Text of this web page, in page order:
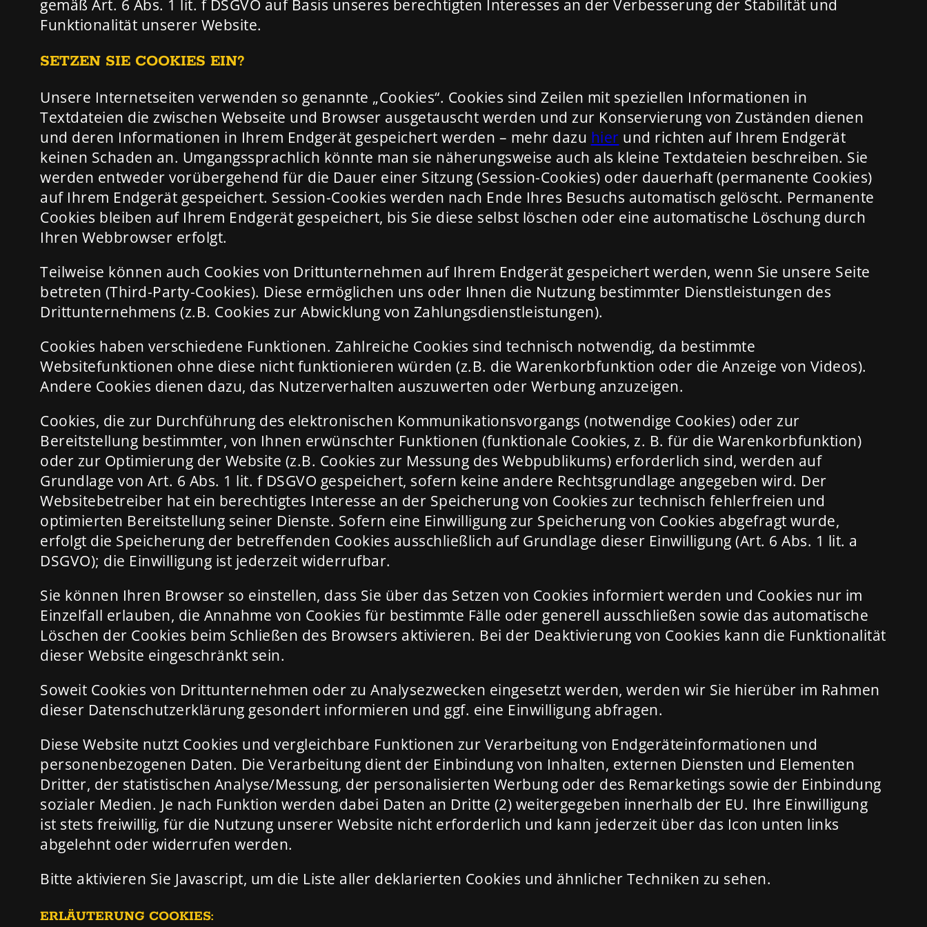
gemäß Art. 6 Abs. 1 lit. f DSGVO auf Basis unseres berechtigten Interesses an der Verbesserung der Stabilität und
Funktionalität unserer Website.
SETZEN SIE COOKIES EIN?
Unsere Internetseiten verwenden so genannte „Cookies“. Cookies sind Zeilen mit speziellen Informationen in
Textdateien die zwischen Webseite und Browser ausgetauscht werden und zur Konservierung von Zuständen dienen
und deren Informationen in Ihrem Endgerät gespeichert werden – mehr dazu hier und richten auf Ihrem Endgerät
keinen Schaden an. Umgangssprachlich könnte man sie näherungsweise auch als kleine Textdateien beschreiben. Sie
werden entweder vorübergehend für die Dauer einer Sitzung (Session-Cookies) oder dauerhaft (permanente Cookies)
auf Ihrem Endgerät gespeichert. Session-Cookies werden nach Ende Ihres Besuchs automatisch gelöscht. Permanente
Cookies bleiben auf Ihrem Endgerät gespeichert, bis Sie diese selbst löschen oder eine automatische Löschung durch
Ihren Webbrowser erfolgt.
Teilweise können auch Cookies von Drittunternehmen auf Ihrem Endgerät gespeichert werden, wenn Sie unsere Seite
betreten (Third-Party-Cookies). Diese ermöglichen uns oder Ihnen die Nutzung bestimmter Dienstleistungen des
Drittunternehmens (z.B. Cookies zur Abwicklung von Zahlungsdienstleistungen).
Cookies haben verschiedene Funktionen. Zahlreiche Cookies sind technisch notwendig, da bestimmte
Websitefunktionen ohne diese nicht funktionieren würden (z.B. die Warenkorbfunktion oder die Anzeige von Videos).
Andere Cookies dienen dazu, das Nutzerverhalten auszuwerten oder Werbung anzuzeigen.
Cookies, die zur Durchführung des elektronischen Kommunikationsvorgangs (notwendige Cookies) oder zur
Bereitstellung bestimmter, von Ihnen erwünschter Funktionen (funktionale Cookies, z. B. für die Warenkorbfunktion)
oder zur Optimierung der Website (z.B. Cookies zur Messung des Webpublikums) erforderlich sind, werden auf
Grundlage von Art. 6 Abs. 1 lit. f DSGVO gespeichert, sofern keine andere Rechtsgrundlage angegeben wird. Der
Websitebetreiber hat ein berechtigtes Interesse an der Speicherung von Cookies zur technisch fehlerfreien und
optimierten Bereitstellung seiner Dienste. Sofern eine Einwilligung zur Speicherung von Cookies abgefragt wurde,
erfolgt die Speicherung der betreffenden Cookies ausschließlich auf Grundlage dieser Einwilligung (Art. 6 Abs. 1 lit. a
DSGVO); die Einwilligung ist jederzeit widerrufbar.
Sie können Ihren Browser so einstellen, dass Sie über das Setzen von Cookies informiert werden und Cookies nur im
Einzelfall erlauben, die Annahme von Cookies für bestimmte Fälle oder generell ausschließen sowie das automatische
Löschen der Cookies beim Schließen des Browsers aktivieren. Bei der Deaktivierung von Cookies kann die Funktionalität
dieser Website eingeschränkt sein.
Soweit Cookies von Drittunternehmen oder zu Analysezwecken eingesetzt werden, werden wir Sie hierüber im Rahmen
dieser Datenschutzerklärung gesondert informieren und ggf. eine Einwilligung abfragen.
Diese Website nutzt Cookies und vergleichbare Funktionen zur Verarbeitung von Endgeräteinformationen und
personenbezogenen Daten. Die Verarbeitung dient der Einbindung von Inhalten, externen Diensten und Elementen
Dritter, der statistischen Analyse/Messung, der personalisierten Werbung oder des Remarketings sowie der Einbindung
sozialer Medien. Je nach Funktion werden dabei Daten an Dritte (2) weitergegeben innerhalb der EU. Ihre Einwilligung
ist stets freiwillig, für die Nutzung unserer Website nicht erforderlich und kann jederzeit über das Icon unten links
abgelehnt oder widerrufen werden.
Bitte aktivieren Sie Javascript, um die Liste aller deklarierten Cookies und ähnlicher Techniken zu sehen.
ERLÄUTERUNG COOKIES: